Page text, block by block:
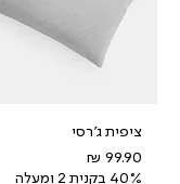
ציפית ג'רסי
מחיר
40% בקנית 2 ומעלה